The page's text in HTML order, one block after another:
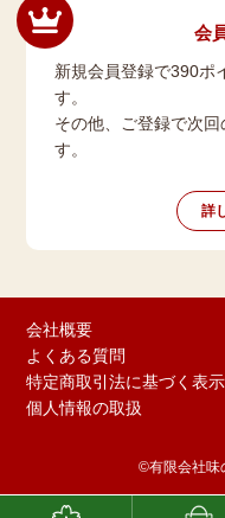
会
新規会員登録で390ポ
す。
その他、ご登録で次
す。
詳
会社概要
よくある質問
特定商取引法に基づく表示
個人情報の取扱
©有限会社味